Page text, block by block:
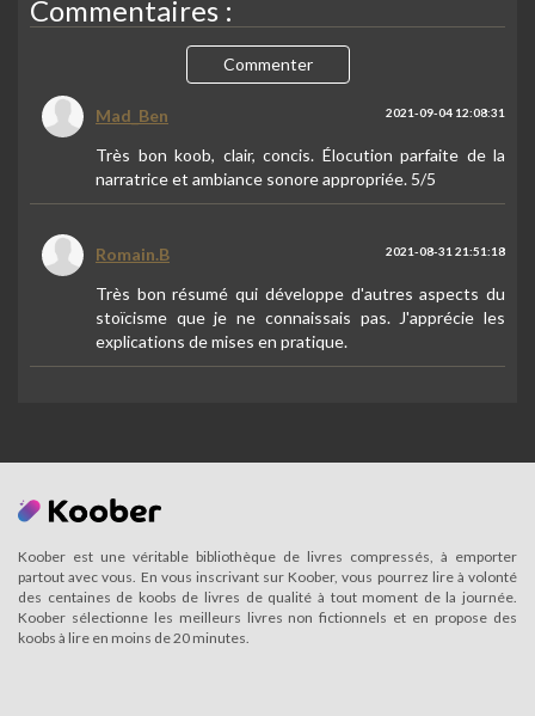
Commentaires :
Commenter
Mad_Ben 2021-09-04 12:08:31
Très bon koob, clair, concis. Élocution parfaite de la
narratrice et ambiance sonore appropriée. 5/5
Romain.B 2021-08-31 21:51:18
Très bon résumé qui développe d'autres aspects du
stoïcisme que je ne connaissais pas. J'apprécie les
explications de mises en pratique.
Koober est une véritable bibliothèque de livres compressés, à emporter
partout avec vous. En vous inscrivant sur Koober, vous pourrez lire à volonté
des centaines de koobs de livres de qualité à tout moment de la journée.
Koober sélectionne les meilleurs livres non fictionnels et en propose des
koobs à lire en moins de 20 minutes.